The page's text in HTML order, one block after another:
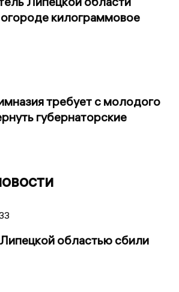
килограммовое
требует с молодого
губернаторские
областью сбили